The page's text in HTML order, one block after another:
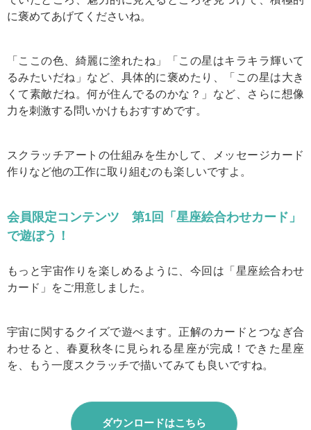
に褒めてあげてくださいね。
「ここの色、綺麗に塗れたね」
「この星はキラキラ輝いて
るみたいだね」など、具体的に褒めたり、
「この星は大き
くて素敵だね。何が住んでるのかな？」など、さらに想像
力を刺激する問いかけもおすすめです。
スクラッチアートの仕組みを生かして、メッセージカード
作りなど他の工作に取り組むのも楽しいですよ。
会員限定コンテンツ 第1回「星座絵合わせカード」
で遊ぼう！
もっと宇宙作りを楽しめるように、今回は「星座絵合わせ
カード」をご用意しました。
宇宙に関するクイズで遊べます。 正解のカードとつなぎ合
わせると、春夏秋冬に見られる星座が完成！できた星座
を、もう一度スクラッチで描いてみても良いですね。
ダウンロードはこちら